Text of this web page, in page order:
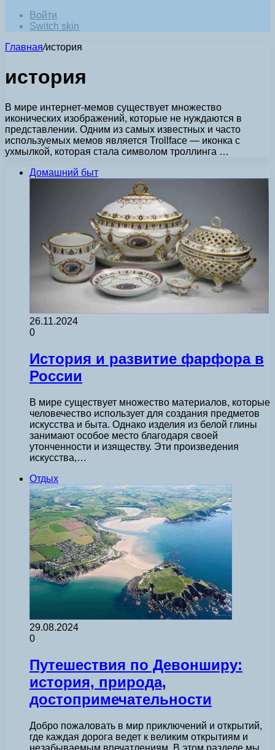
Войти
Switch skin
Главная/история
история
В мире интернет-мемов существует множество
иконических изображений, которые не нуждаются в
представлении. Одним из самых известных и часто
используемых мемов является Trollface — иконка с
ухмылкой, которая стала символом троллинга …
Домашний быт
26.11.2024
0
История и развитие фарфора в
России
В мире существует множество материалов, которые
человечество использует для создания предметов
искусства и быта. Однако изделия из белой глины
занимают особое место благодаря своей
утонченности и изяществу. Эти произведения
искусства,…
Отдых
29.08.2024
0
Путешествия по Девонширу:
история, природа,
достопримечательности
Добро пожаловать в мир приключений и открытий,
где каждая дорога ведет к великим открытиям и
незабываемым впечатлениям. В этом разделе мы